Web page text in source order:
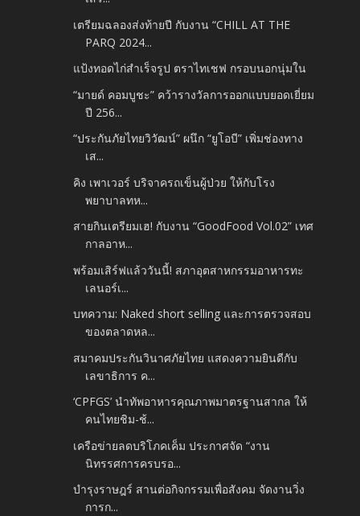
เตรียมฉลองส่งท้ายปี กับงาน “CHILL AT THE
PARQ 2024...
แป้งทอดไก่สำเร็จรูป ตราไทเชฟ กรอบนอกนุ่มใน
“มายด์ คอมบูชะ” คว้ารางวัลการออกแบบยอดเยี่ยม
ปี 256...
“ประกันภัยไทยวิวัฒน์” ผนึก “ยูโอบี” เพิ่มช่องทาง
เส...
คิง เพาเวอร์ บริจาครถเข็นผู้ป่วย ให้กับโรง
พยาบาลทห...
สายกินเตรียมเฮ! กับงาน “GoodFood Vol.02” เทศ
กาลอาห...
พร้อมเสิร์ฟแล้ววันนี้! สภาอุตสาหกรรมอาหารทะ
เลนอร์เ...
บทความ: Naked short selling และการตรวจสอบ
ของตลาดหล...
สมาคมประกันวินาศภัยไทย แสดงความยินดีกับ
เลขาธิการ ค...
‘CPFGS’ นำทัพอาหารคุณภาพมาตรฐานสากล ให้
คนไทยชิม-ช้...
เครือข่ายลดบริโภคเค็ม ประกาศจัด “งาน
นิทรรศการครบรอ...
บำรุงราษฎร์ สานต่อกิจกรรมเพื่อสังคม จัดงานวิ่ง
การก...